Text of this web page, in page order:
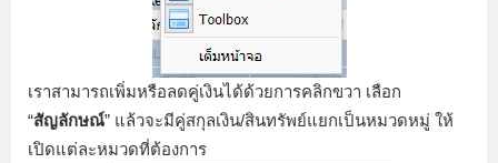
เราสามารถเพิ่มหรือลดคู่เงินได้ด้วยการคลิกขวา เลือก
“สัญลักษณ์” แล้วจะมีคู่สกุลเงิน/สินทรัพย์แยกเป็นหมวดหมู่ ให้
เปิดแต่ละหมวดที่ต้องการ